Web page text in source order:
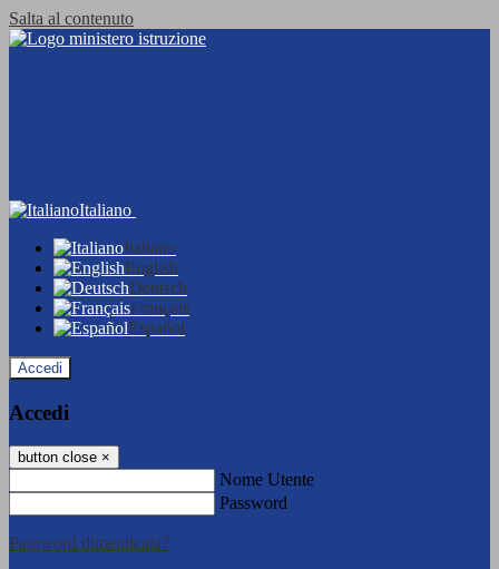
Salta al contenuto
Italiano
Italiano
English
Deutsch
Français
Español
Accedi
Accedi
button close ×
Nome Utente
Password
Password dimenticata?